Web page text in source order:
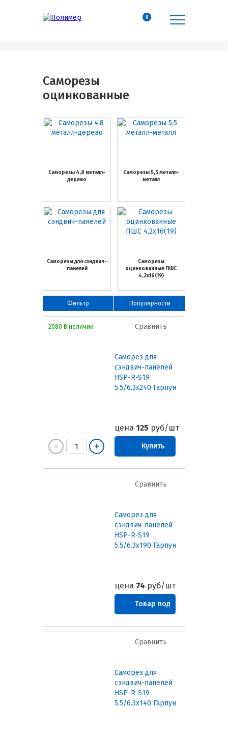
0
Саморезы
оцинкованные
Саморезы 4,8 металл-
дерево
Саморезы 5,5 металл-
металл
Саморезы для сэндвич-
панелей
Саморезы
оцинкованные ПШС
4,2х16(19)
Популярности
Фильтр
Сравнить
Саморез для
сэндвич-панелей
HSP-R-S19
5.5/6.3х240 Гарпун
цена 125 руб/шт
Купить
2080 В наличии
Сравнить
Саморез для
сэндвич-панелей
HSP-R-S19
5.5/6.3х190 Гарпун
цена 74 руб/шт
Товар под
заказ
Сравнить
Саморез для
сэндвич-панелей
HSP-R-S19
5.5/6.3х140 Гарпун